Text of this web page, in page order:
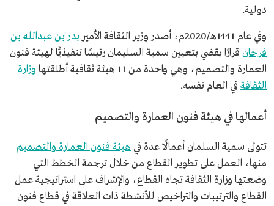
دولية.
وفي عام 1441هـ/2020م، أصدر وزير الثقافة الأمير
بدر بن عبدالله بن
فرحان قرارًا يقضي بتعيين سمية السليمان رئيسًا تنفيذيًّا لهيئة فنون
العمارة والتصميم، وهي واحدة من 11 هيئة ثقافية أطلقتها
وزارة
الثقافة في العام نفسه.
أعمالها في هيئة فنون العمارة والتصميم
تتولى سمية السلمان أعمالًا عدة في هيئة فنون العمارة والتصميم
منها، العمل على تطوير القطاع من خلال ترجمة الخطط التي
وضعتها وزارة الثقافة تجاه القطاع، والإشراف على استراتيجية عمل
القطاع والترتيبات والتراخيص للأنشطة ذات العلاقة في قطاع فنون